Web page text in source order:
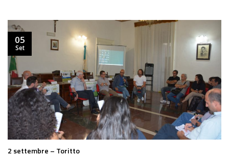
2 settembre – Toritto
05
Set